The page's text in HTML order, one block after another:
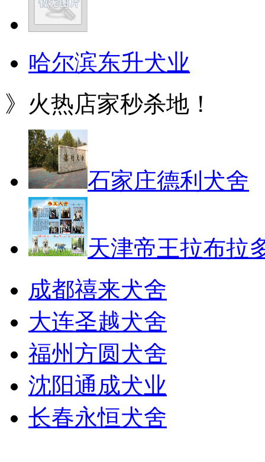
哈尔滨东升犬业
》火热店家秒杀地！
石家庄德利犬舍
天津帝王拉布拉
成都禧来犬舍
大连圣越犬舍
福州方圆犬舍
沈阳通成犬业
长春永恒犬舍